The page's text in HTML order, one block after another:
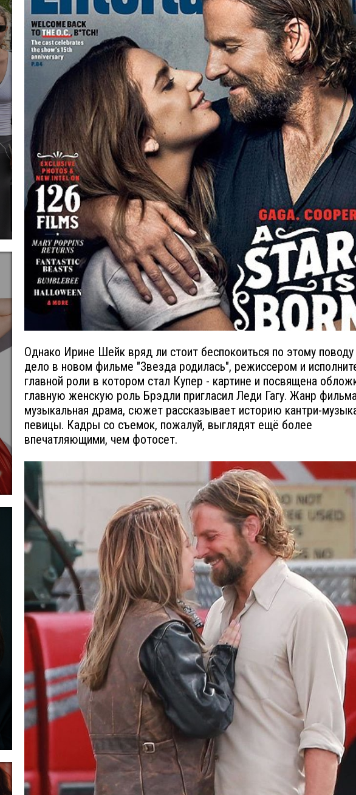
Однако Ирине Шейк вряд ли стоит беспокоиться по этому
дело в новом фильме "Звезда родилась", режиссером и
главной роли в котором стал Купер - картине и посвящена
главную женскую роль Брэдли пригласил Леди Гагу. Жанр
музыкальная драма, сюжет рассказывает историю кантри-
певицы. Кадры со съемок, пожалуй, выглядят ещё более
впечатляющими, чем фотосет.